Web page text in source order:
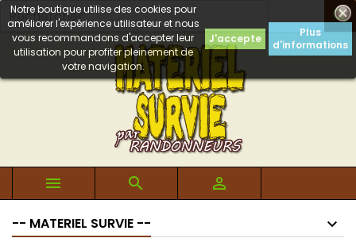

Notre boutique utilise des cookies pour
améliorer l'expérience utilisateur et nous
vous recommandons d'accepter leur
utilisation pour profiter pleinement de
votre navigation.
J'accepte
Plus
d'informations
  
-- MATERIEL SURVIE --